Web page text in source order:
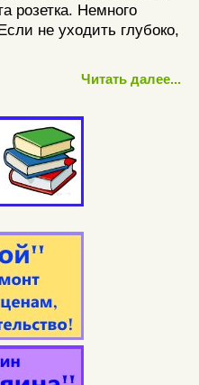
розетка. Немного
не уходить глубоко,
Читать далее...